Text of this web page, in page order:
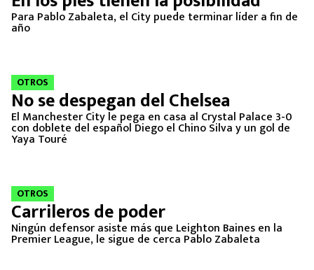
Para Pablo Zabaleta, el City puede terminar líder a fin de
año
OTROS
No se despegan del Chelsea
El Manchester City le pega en casa al Crystal Palace 3-0
con doblete del español Diego el Chino Silva y un gol de
Yaya Touré
OTROS
Carrileros de poder
Ningún defensor asiste más que Leighton Baines en la
Premier League, le sigue de cerca Pablo Zabaleta